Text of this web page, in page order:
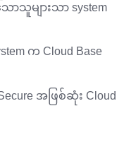
ာသူများသာ system
က Cloud Base
အဖြစ်ဆုံး Cloud